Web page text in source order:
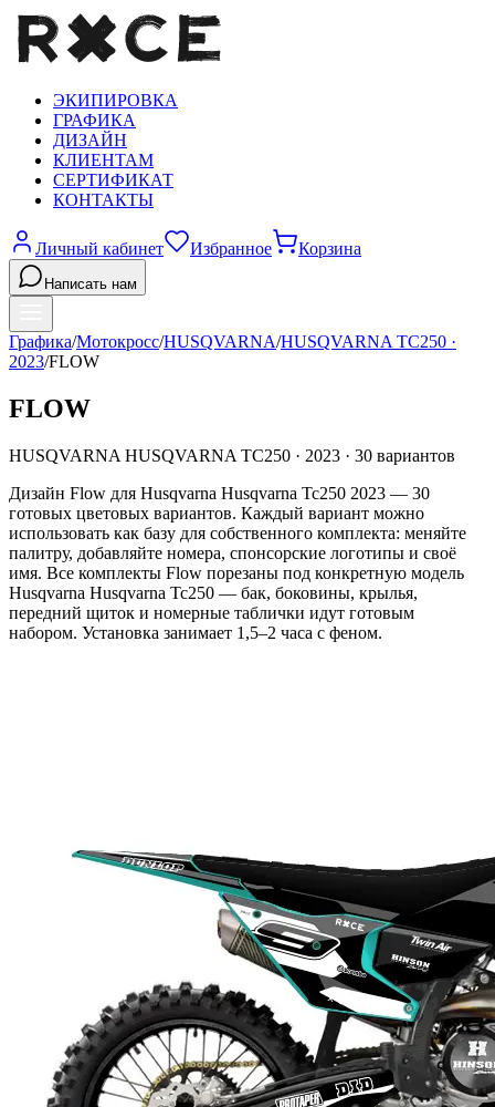
ЭКИПИРОВКА
ГРАФИКА
ДИЗАЙН
КЛИЕНТАМ
СЕРТИФИКАТ
КОНТАКТЫ
Личный кабинет Избранное Корзина
Написать нам
Графика/Мотокросс/HUSQVARNA/HUSQVARNA TC250 ·
2023/FLOW
FLOW
HUSQVARNA HUSQVARNA TC250 · 2023 · 30 вариантов
Дизайн Flow для Husqvarna Husqvarna Tc250 2023 — 30
готовых цветовых вариантов. Каждый вариант можно
использовать как базу для собственного комплекта: меняйте
палитру, добавляйте номера, спонсорские логотипы и своё
имя. Все комплекты Flow порезаны под конкретную модель
Husqvarna Husqvarna Tc250 — бак, боковины, крылья,
передний щиток и номерные таблички идут готовым
набором. Установка занимает 1,5–2 часа с феном.